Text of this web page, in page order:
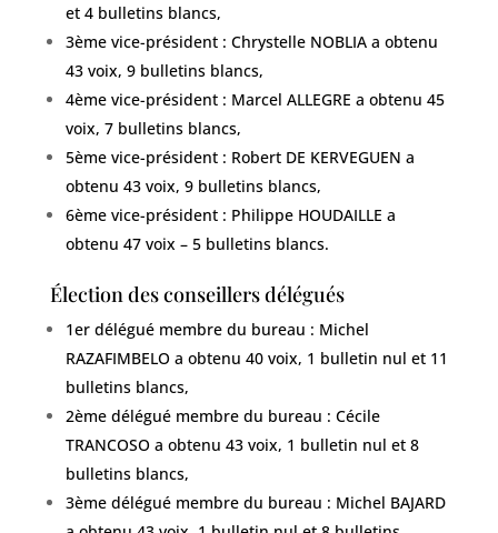
et 4 bulletins blancs,
3ème vice-président : Chrystelle NOBLIA a obtenu
43 voix, 9 bulletins blancs,
4ème vice-président : Marcel ALLEGRE a obtenu 45
voix, 7 bulletins blancs,
5ème vice-président : Robert DE KERVEGUEN a
obtenu 43 voix, 9 bulletins blancs,
6ème vice-président : Philippe HOUDAILLE a
obtenu 47 voix – 5 bulletins blancs.
Élection des conseillers délégués
1er délégué membre du bureau : Michel
RAZAFIMBELO a obtenu 40 voix, 1 bulletin nul et 11
bulletins blancs,
2ème délégué membre du bureau : Cécile
TRANCOSO a obtenu 43 voix, 1 bulletin nul et 8
bulletins blancs,
3ème délégué membre du bureau : Michel BAJARD